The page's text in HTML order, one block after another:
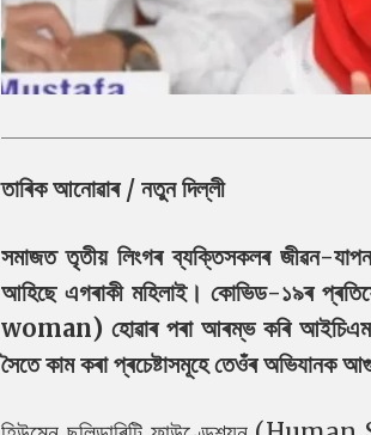
তাৰিক আনোৱাৰ / নতুন দিল্লী
সমাজত তৃতীয় লিংগৰ ব্যক্তিসকলৰ জীৱন-যাপন
আহিছে এগৰাকী মহিলাই। কোভিড-১৯ৰ
woman) হোৱাৰ পৰা আৰম্ভ কৰি
সৈতে কাম কৰা প্ৰচেষ্টাসমূহে তেওঁৰ অভিযানক